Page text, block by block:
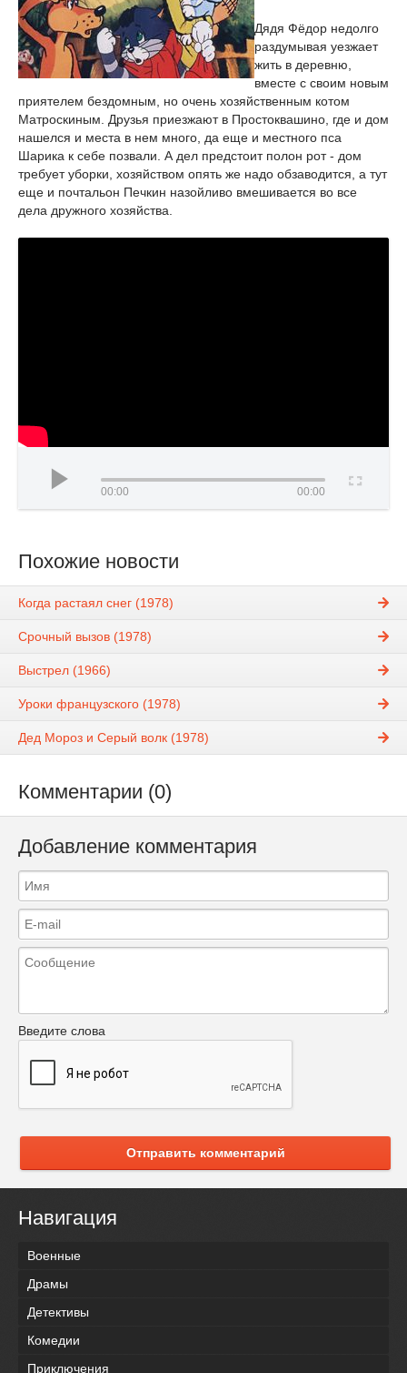
Дядя Фёдор недолго
раздумывая уезжает
жить в деревню,
вместе с своим новым
приятелем бездомным, но очень хозяйственным котом
Матроскиным. Друзья приезжают в Простоквашино, где и дом
нашелся и места в нем много, да еще и местного пса
Шарика к себе позвали. А дел предстоит полон рот - дом
требует уборки, хозяйством опять же надо обзаводится, а тут
еще и почтальон Печкин назойливо вмешивается во все
дела дружного хозяйства.
00:00 00:00
Похожие новости
Когда растаял снег (1978)
Срочный вызов (1978)
Выстрел (1966)
Уроки французского (1978)
Дед Мороз и Серый волк (1978)
Комментарии (0)
Добавление комментария
Введите слова
Отправить комментарий
Навигация
Военные
Драмы
Детективы
Комедии
Приключения